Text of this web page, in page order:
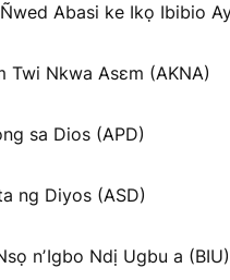
Abasi ke Ikọ Ibibio
Twi Nkwa Asɛm (AKNA)
sa Dios (APD)
ng Diyos (ASD)
nʼIgbo Ndị Ugbu a (BIU)